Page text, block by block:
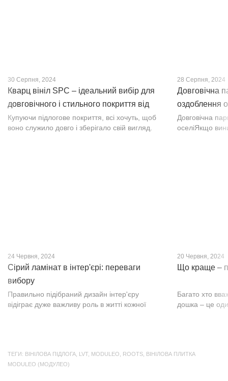
30 Серпня, 2024
Кварц вініл SPC – ідеальний вибір для
довговічного і стильного покриття від
PROFLOOR
Купуючи підлогове покриття, всі хочуть, щоб
воно служило довго і зберігало свій вигляд.
28 Серпня, 2024
Довговічна
оздоблення
Довговічна
оселіЯкщо
24 Червня, 2024
Сірий ламінат в інтер'єрі: переваги
вибору
Правильно підібраний дизайн інтер'єру
відіграє дуже важливу роль в житті кожної
20 Червня, 2024
Що краще –
Багато хто
дошка – це
ТЕГИ: ВІНІЛОВА ПІДЛОГА LVT, MODULEO ROOTS ВІНІЛОВА ПЛИТКА
MODULEO (МОДУЛЕО)